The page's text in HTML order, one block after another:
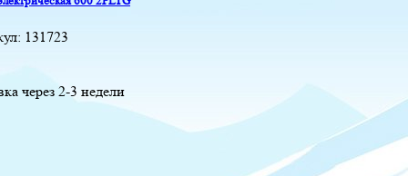
131723
через 2-3 недели